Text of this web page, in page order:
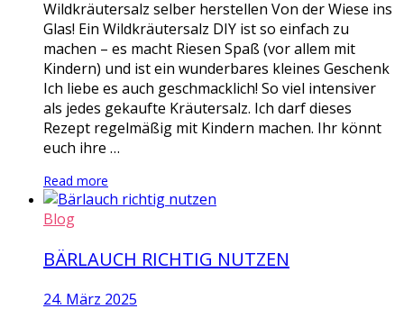
Wildkräutersalz selber herstellen Von der Wiese ins
Glas! Ein Wildkräutersalz DIY ist so einfach zu
machen – es macht Riesen Spaß (vor allem mit
Kindern) und ist ein wunderbares kleines Geschenk
Ich liebe es auch geschmacklich! So viel intensiver
als jedes gekaufte Kräutersalz. Ich darf dieses
Rezept regelmäßig mit Kindern machen. Ihr könnt
euch ihre …
Read more
Blog
BÄRLAUCH RICHTIG NUTZEN
24. März 2025